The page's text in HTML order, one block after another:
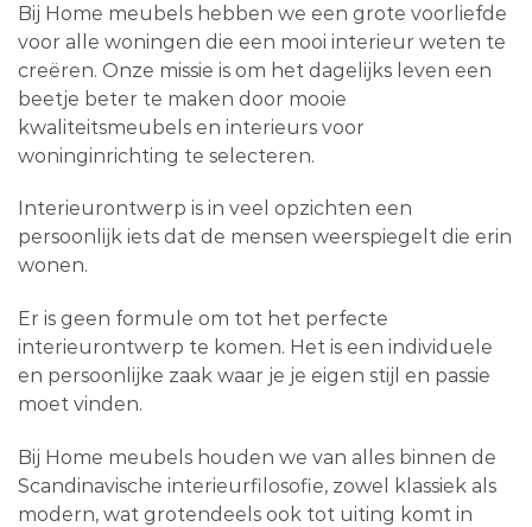
Bij Home meubels hebben we een grote voorliefde
voor alle woningen die een mooi interieur weten te
creëren. Onze missie is om het dagelijks leven een
beetje beter te maken door mooie
kwaliteitsmeubels en interieurs voor
woninginrichting te selecteren.
Interieurontwerp is in veel opzichten een
persoonlijk iets dat de mensen weerspiegelt die erin
wonen.
Er is geen formule om tot het perfecte
interieurontwerp te komen. Het is een individuele
en persoonlijke zaak waar je je eigen stijl en passie
moet vinden.
Bij Home meubels houden we van alles binnen de
Scandinavische interieurfilosofie, zowel klassiek als
modern, wat grotendeels ook tot uiting komt in